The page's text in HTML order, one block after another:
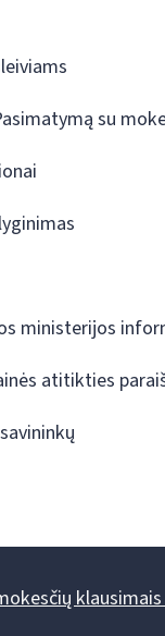
su
ministerijos
atitikties